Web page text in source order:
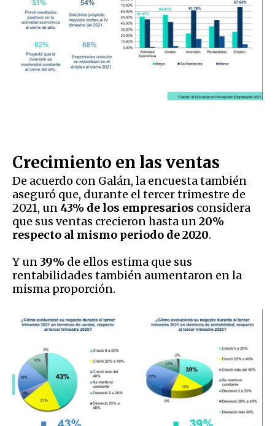
Crecimiento en las ventas
De acuerdo con Galán, la encuesta también
aseguró que, durante el tercer trimestre de
2021, un 43% de los empresarios considera
que sus ventas crecieron hasta un20%
respecto al mismo periodo de 2020.
Y un 39% de ellos estima que sus
rentabilidades también aumentaron en la
misma proporción.